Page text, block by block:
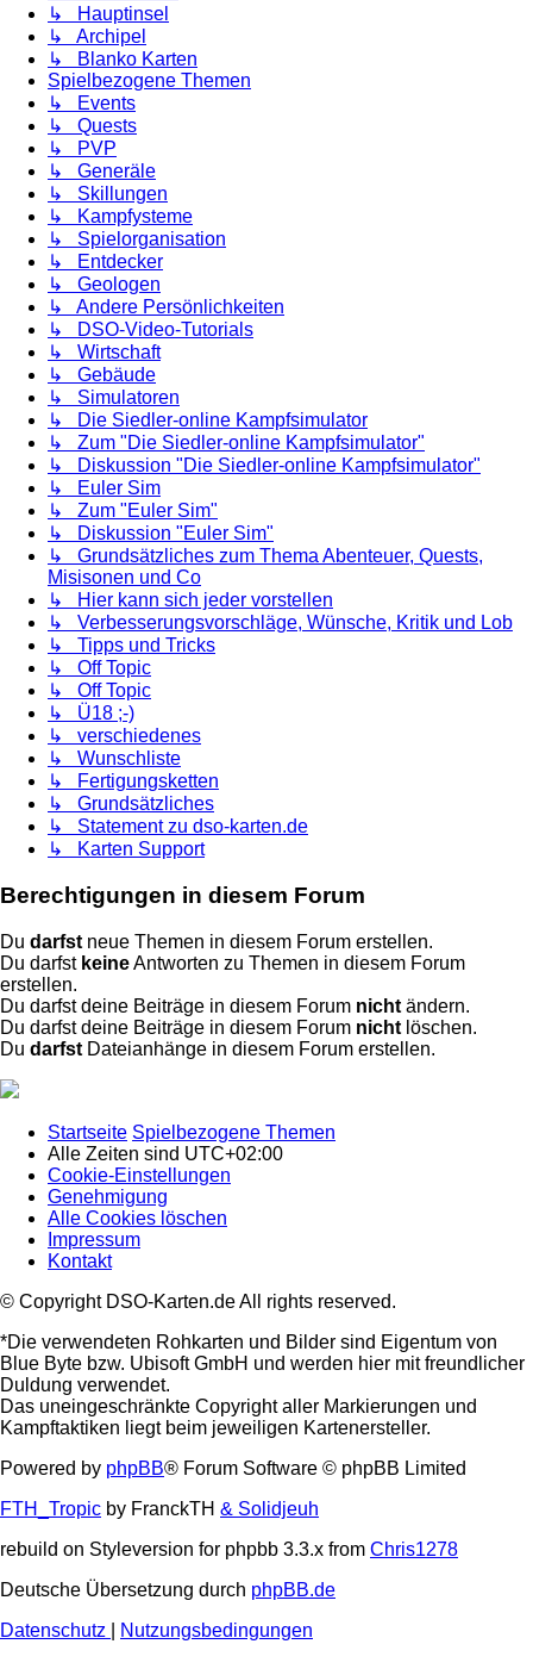
↳ Hauptinsel
↳ Archipel
↳ Blanko Karten
Spielbezogene Themen
↳ Events
↳ Quests
↳ PVP
↳ Generäle
↳ Skillungen
↳ Kampfysteme
↳ Spielorganisation
↳ Entdecker
↳ Geologen
↳ Andere Persönlichkeiten
↳ DSO-Video-Tutorials
↳ Wirtschaft
↳ Gebäude
↳ Simulatoren
↳ Die Siedler-online Kampfsimulator
↳ Zum "Die Siedler-online Kampfsimulator"
↳ Diskussion "Die Siedler-online Kampfsimulator"
↳ Euler Sim
↳ Zum "Euler Sim"
↳ Diskussion "Euler Sim"
↳ Grundsätzliches zum Thema Abenteuer, Quests,
Misisonen und Co
↳ Hier kann sich jeder vorstellen
↳ Verbesserungsvorschläge, Wünsche, Kritik und Lob
↳ Tipps und Tricks
↳ Off Topic
↳ Off Topic
↳ Ü18 ;-)
↳ verschiedenes
↳ Wunschliste
↳ Fertigungsketten
↳ Grundsätzliches
↳ Statement zu dso-karten.de
↳ Karten Support
Berechtigungen in diesem Forum
Du darfst neue Themen in diesem Forum erstellen.
Du darfst keineAntworten zu Themen in diesem Forum
erstellen.
Du darfst deine Beiträge in diesem Forum nicht ändern.
Du darfst deine Beiträge in diesem Forum nicht löschen.
Du darfst Dateianhänge in diesem Forum erstellen.
Startseite Spielbezogene Themen
Alle Zeiten sind UTC+02:00
Cookie-Einstellungen
Genehmigung
Alle Cookies löschen
Impressum
Kontakt
© Copyright DSO-Karten.de All rights reserved.
*Die verwendeten Rohkarten und Bilder sind Eigentum von
Blue Byte bzw. Ubisoft GmbH und werden hier mit freundlicher
Duldung verwendet.
Das uneingeschränkte Copyright aller Markierungen und
Kampftaktiken liegt beim jeweiligen Kartenersteller.
Powered by phpBB® Forum Software © phpBB Limited
FTH_Tropic by FranckTH & Solidjeuh
rebuild on Styleversion for phpbb 3.3.x from Chris1278
Deutsche Übersetzung durch phpBB.de
Datenschutz
Nutzungsbedingungen